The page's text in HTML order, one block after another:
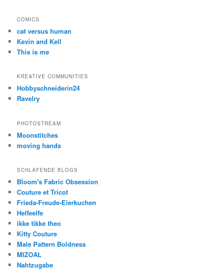
COMICS
cat versus human
Kevin and Kell
This is me
KREATIVE COMMUNITIES
Hobbyschneiderin24
Ravelry
PHOTOSTREAM
Moonstitches
moving hands
SCHLAFENDE BLOGS
Bloom's Fabric Obsession
Couture et Tricot
Frieda-Freude-Eierkuchen
Helfeelfe
ikke tikke theo
Kitty Couture
Male Pattern Boldness
MIZOAL
Nahtzugabe